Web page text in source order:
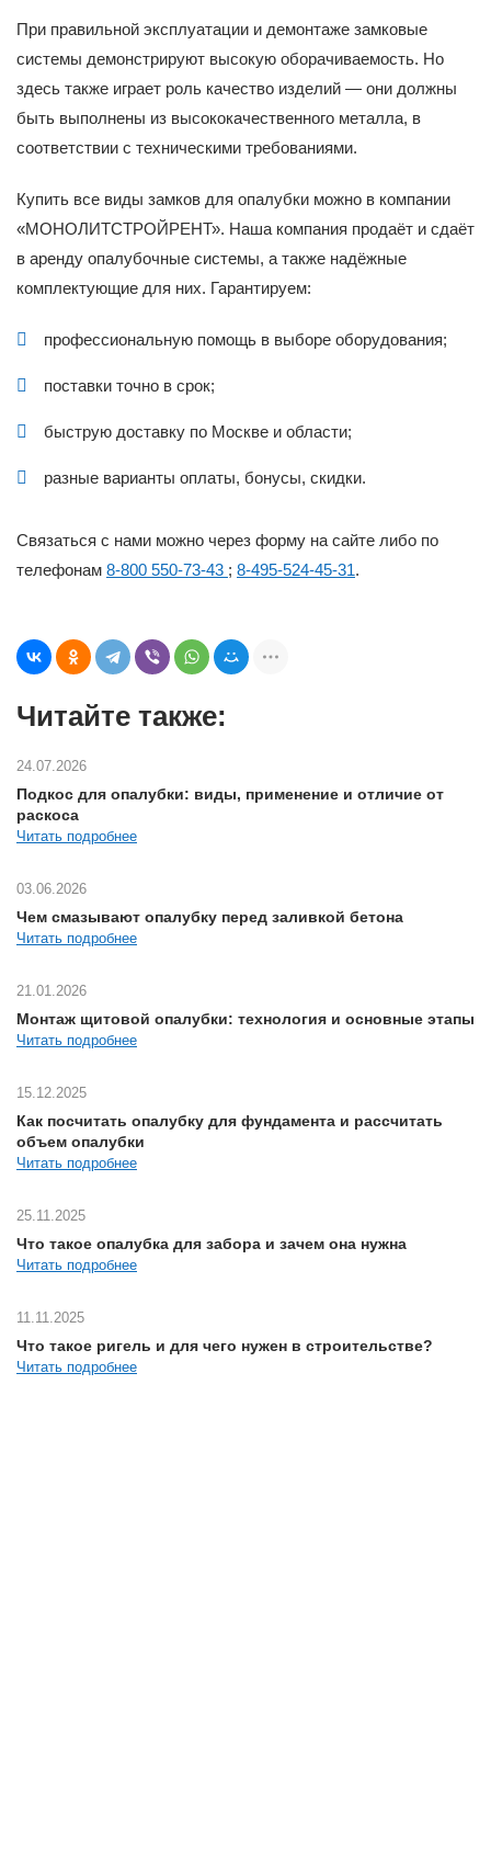
При правильной эксплуатации и демонтаже замковые
системы демонстрируют высокую оборачиваемость. Но
здесь также играет роль качество изделий — они должны
быть выполнены из высококачественного металла, в
соответствии с техническими требованиями.
Купить все виды замков для опалубки можно в компании
«МОНОЛИТСТРОЙРЕНТ». Наша компания продаёт и сдаёт
в аренду опалубочные системы, а также надёжные
комплектующие для них. Гарантируем:
профессиональную помощь в выборе оборудования;
поставки точно в срок;
быструю доставку по Москве и области;
разные варианты оплаты, бонусы, скидки.
Связаться с нами можно через форму на сайте либо по
телефонам 8-800 550-73-43 ; 8-495-524-45-31.
Читайте также:
24.07.2026
Подкос для опалубки: виды, применение и отличие от
раскоса
Читать подробнее
03.06.2026
Чем смазывают опалубку перед заливкой бетона
Читать подробнее
21.01.2026
Монтаж щитовой опалубки: технология и основные этапы
Читать подробнее
15.12.2025
Как посчитать опалубку для фундамента и рассчитать
объем опалубки
Читать подробнее
25.11.2025
Что такое опалубка для забора и зачем она нужна
Читать подробнее
11.11.2025
Что такое ригель и для чего нужен в строительстве?
Читать подробнее